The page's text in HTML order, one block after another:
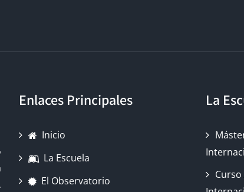
Enlaces Principales
Inicio
La Escuela
El Observatorio
La